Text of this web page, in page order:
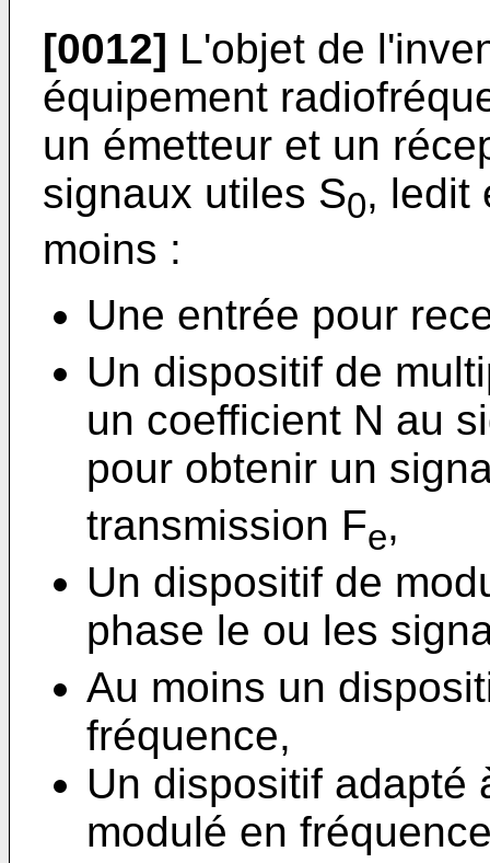
[0012] L'objet de
équipement
un émetteur et un
signaux utiles S0, ledit
moins :
Une entrée pour
Un dispositif de
un coefficient N au
pour obtenir un
transmission Fe,
Un dispositif de
phase le ou les
Au moins un
fréquence,
Un dispositif adapté
modulé en